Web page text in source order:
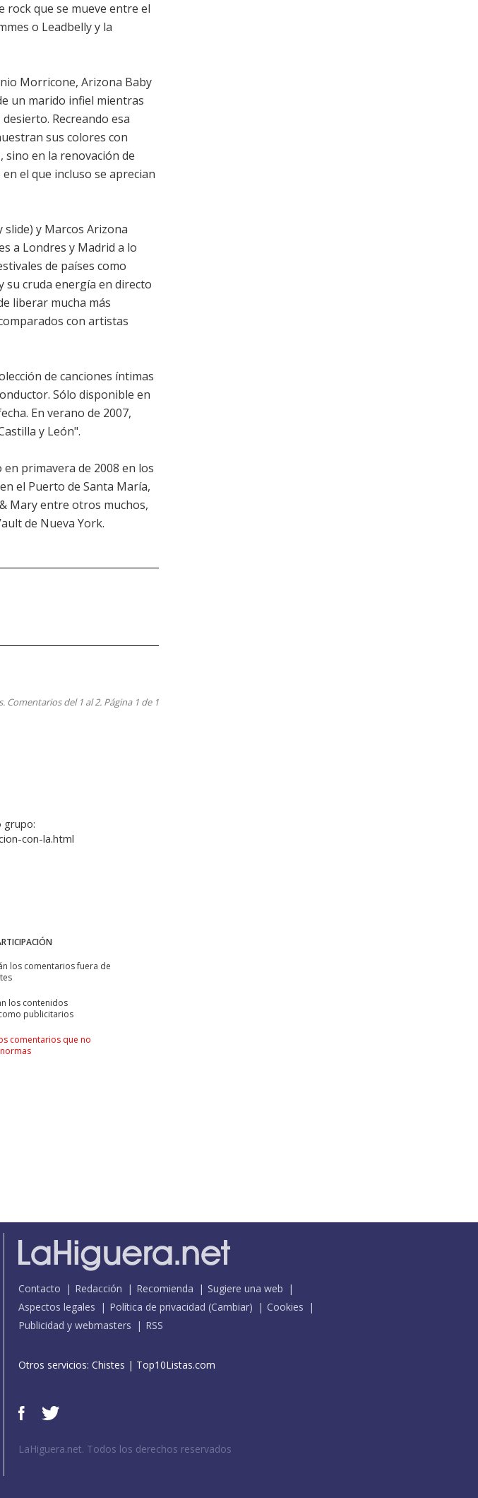
rock que se mueve entre el
o Leadbelly y la
Morricone, Arizona Baby
un marido infiel mientras
Recreando esa
sus colores con
en la renovación de
el que incluso se aprecian
slide) y Marcos Arizona
a Londres y Madrid a lo
de países como
su cruda energía en directo
liberar mucha más
con artistas
de canciones íntimas
Sólo disponible en
En verano de 2007,
y León".
primavera de 2008 en los
el Puerto de Santa María,
Mary entre otros muchos,
de Nueva York.
Comentarios del 1 al 2. Página 1 de 1
grupo:
con-la.html
los comentarios fuera de
los contenidos
publicitarios
comentarios que no
Contacto Redacción Recomienda
Sugiere una web
Aspectos legales
Política de privacidad (Cambiar)
Cookies
Publicidad y webmasters
RSS
Otros servicios: Chistes | Top10Listas.com
LaHiguera.net. Todos los derechos reservados